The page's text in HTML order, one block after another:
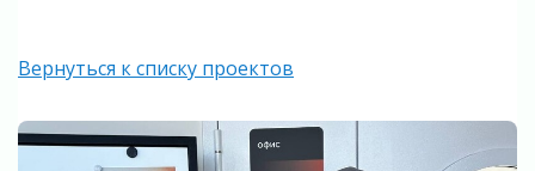
Вернуться к списку проектов